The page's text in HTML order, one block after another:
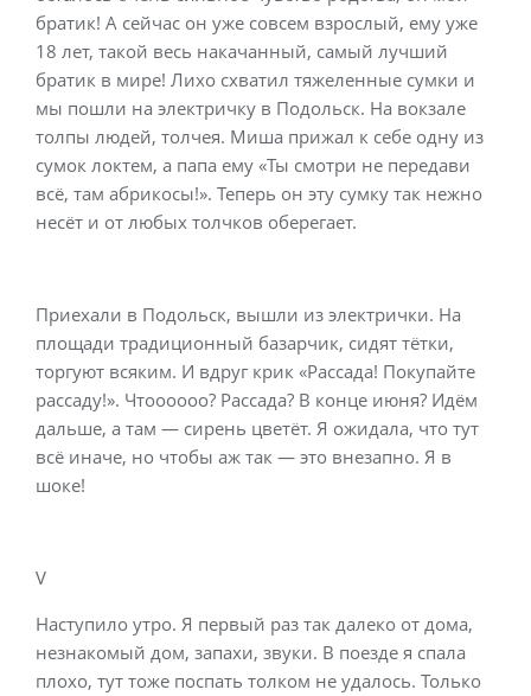
братик! А сейчас он уже совсем взрослый, ему уже
18 лет, такой весь накачанный, самый лучший
братик в мире! Лихо схватил тяжеленные сумки и
мы пошли на электричку в Подольск. На вокзале
толпы людей, толчея. Миша прижал к себе одну из
сумок локтем, а папа ему «Ты смотри не передави
всё, там абрикосы!». Теперь он эту сумку так нежно
несёт и от любых толчков оберегает.
Приехали в Подольск, вышли из электрички. На
площади традиционный базарчик, сидят тётки,
торгуют всяким. И вдруг крик «Рассада! Покупайте
рассаду!». Чтоооооо? Рассада? В конце июня? Идём
дальше, а там — сирень цветёт. Я ожидала, что тут
всё иначе, но чтобы аж так — это внезапно. Я в
шоке!
V
Наступило утро. Я первый раз так далеко от дома,
незнакомый дом, запахи, звуки. В поезде я спала
плохо, тут тоже поспать толком не удалось. Только